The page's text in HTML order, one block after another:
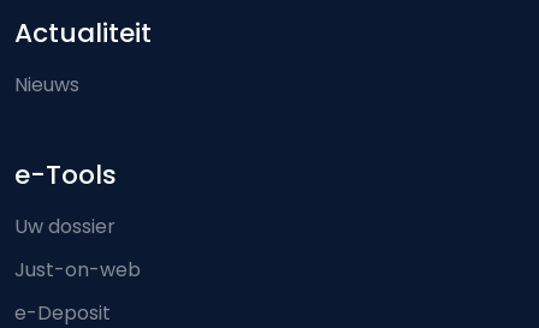
Actualiteit
Nieuws
e-Tools
Uw dossier
Just-on-web
e-Deposit